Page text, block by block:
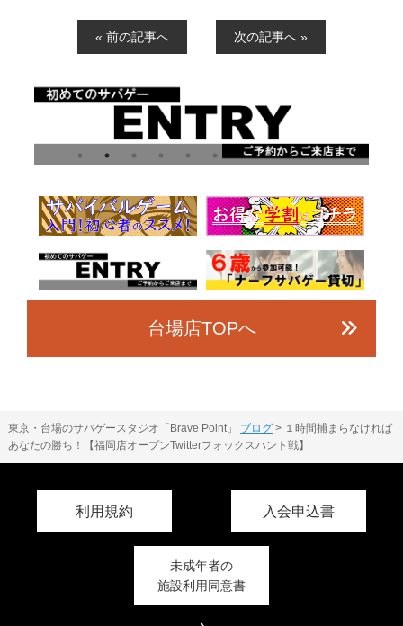
« 前の記事へ 次の記事へ »
台場店TOPへ
東京・台場のサバゲースタジオ「Brave Point」 ブログ> １時間捕まらなければ
あなたの勝ち！【福岡店オープンTwitterフォックスハント戦】
利用規約 入会申込書
未成年者の
施設利用同意書